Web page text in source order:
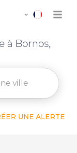
à Bornos,
UNE ALERTE